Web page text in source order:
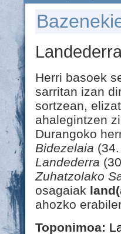
Herri basoek
sarritan izan
sortzean,
ahalegintzen
Durangoko
Bidezelaia
Landederra
Zuhatzolako
osagaiak
ahozko
Toponimoa: